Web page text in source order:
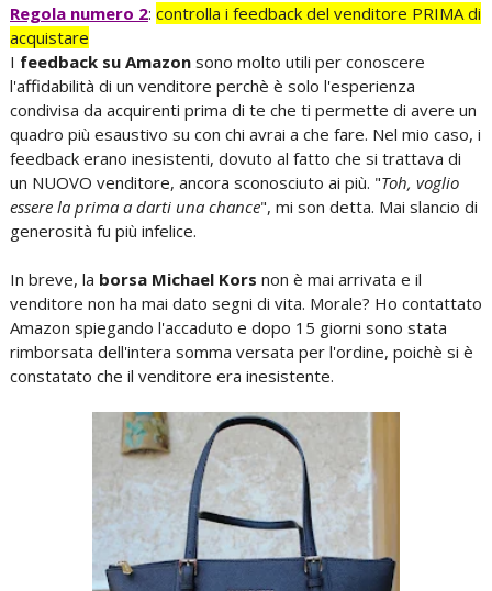
Regola numero 2: controlla i feedback del venditore PRIMA di
acquistare
I feedback su Amazonsono molto utili per conoscere
l'affidabilità di un venditore perchè è solo l'esperienza
condivisa da acquirenti prima di te che ti permette di avere un
quadro più esaustivo su con chi avrai a che fare. Nel mio caso, i
feedback erano inesistenti, dovuto al fatto che si trattava di
un NUOVO venditore, ancora sconosciuto ai più. "Toh, voglio
essere la prima a darti una chance", mi son detta. Mai slancio di
generosità fu più infelice.
In breve, la borsa Michael Kors non è mai arrivata e il
venditore non ha mai dato segni di vita. Morale? Ho contattato
Amazon spiegando l'accaduto e dopo 15 giorni sono stata
rimborsata dell'intera somma versata per l'ordine, poichè si è
constatato che il venditore era inesistente.